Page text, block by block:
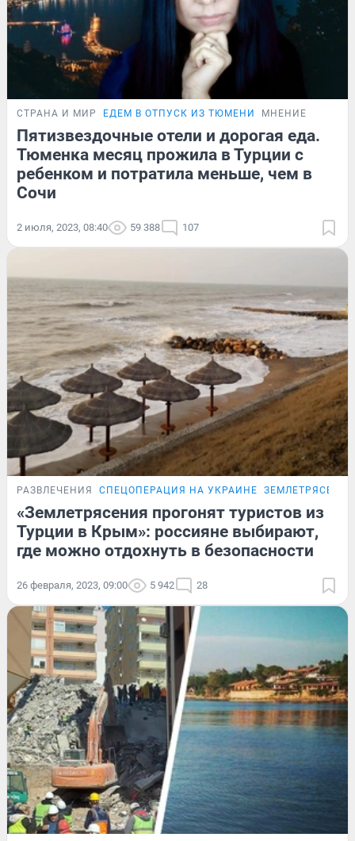
СТРАНА И МИР ЕДЕМ В ОТПУСК ИЗ ТЮМЕНИ МНЕНИЕ
Пятизвездочные отели и дорогая еда.
Тюменка месяц прожила в Турции с
ребенком и потратила меньше, чем в
Сочи
2 июля, 2023, 08:40 59 388 107
РАЗВЛЕЧЕНИЯ СПЕЦОПЕРАЦИЯ НА УКРАИНЕ
«Землетрясения прогонят туристов из
Турции в Крым»: россияне выбирают,
где можно отдохнуть в безопасности
26 февраля, 2023, 09:00 5 942 28